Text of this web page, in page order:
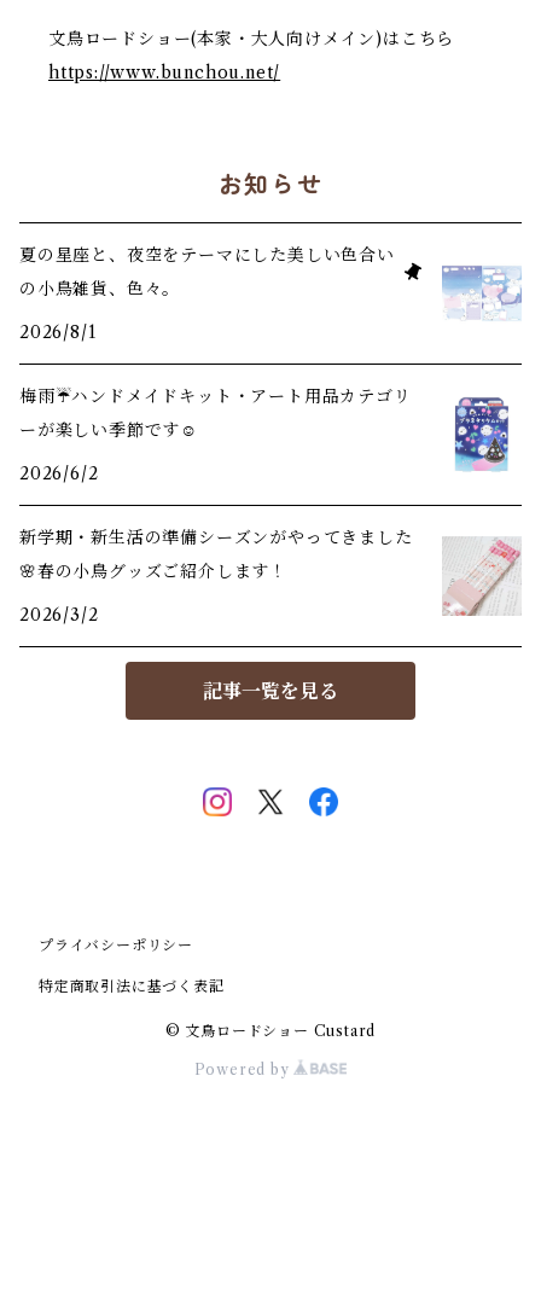
文鳥ロードショー(本家・大人向けメイン)はこちら
https://www.bunchou.net/
お知らせ
夏の星座と、夜空をテーマにした美しい色合い
の小鳥雑貨、色々。
2026/8/1
梅雨☔️ハンドメイドキット・アート用品カテゴリ
ーが楽しい季節です☺️
2026/6/2
新学期・新生活の準備シーズンがやってきました
🌸春の小鳥グッズご紹介します！
2026/3/2
記事一覧を見る
プライバシーポリシー
特定商取引法に基づく表記
© 文鳥ロードショー Custard
Powered by